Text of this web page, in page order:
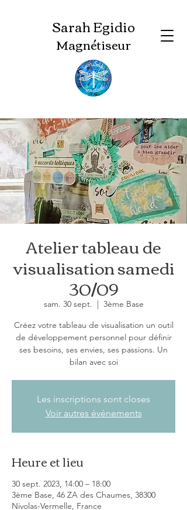
Sarah Egidio
Magnétiseur
Atelier tableau de
visualisation samedi
30/09
sam. 30 sept.
  |
3ème Base
Créez votre tableau de visualisation un outil
de développement personnel pour définir
ses besoins, ses envies, ses passions. Un
bilan avec soi
Les inscriptions sont closes
Voir autres événements
Heure et lieu
30 sept. 2023, 14:00 – 18:00
3ème Base, 46 ZA des Chaumes, 38300
Nivolas-Vermelle, France